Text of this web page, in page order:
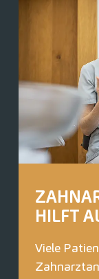
HILFT
Viele